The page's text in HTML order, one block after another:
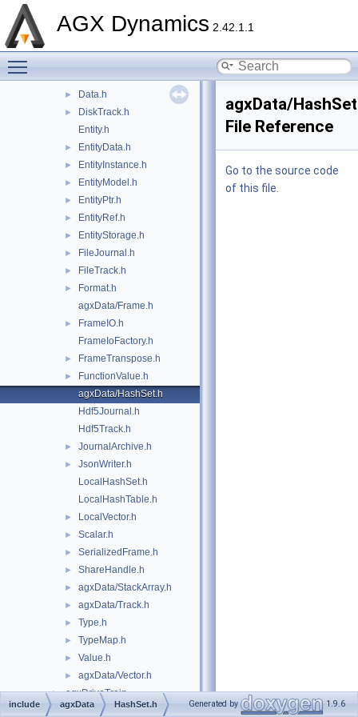
AGX Dynamics 2.42.1.1
► ByteStream.h
► Data.h
►
DiskTrack.h
Entity.h
► EntityData.h
► EntityInstance.h
► EntityModel.h
► EntityPtr.h
► EntityRef.h
► EntityStorage.h
► FileJournal.h
► FileTrack.h
►
Format.h
agxData/Frame.h
►
FrameIO.h
FrameIoFactory.h
► FrameTranspose.h
►
FunctionValue.h
agxData/HashSet.h
Hdf5Journal.h
Hdf5Track.h
► JournalArchive.h
►
JsonWriter.h
LocalHashSet.h
LocalHashTable.h
► LocalVector.h
► Scalar.h
► SerializedFrame.h
► ShareHandle.h
► agxData/StackArray.h
► agxData/Track.h
► Type.h
► TypeMap.h
► Value.h
► agxData/Vector.h
► agxDriveTrain
agxFMI2
agxData/
File Reference
Go to the source code
of this file.
include agxData HashSet.h Generated by 1.9.6